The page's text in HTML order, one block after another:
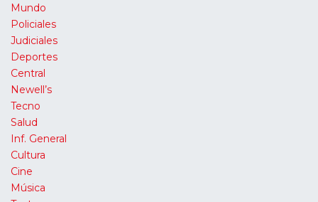
Mundo
Policiales
Judiciales
Deportes
Central
Newell’s
Tecno
Salud
Inf. General
Cultura
Cine
Música